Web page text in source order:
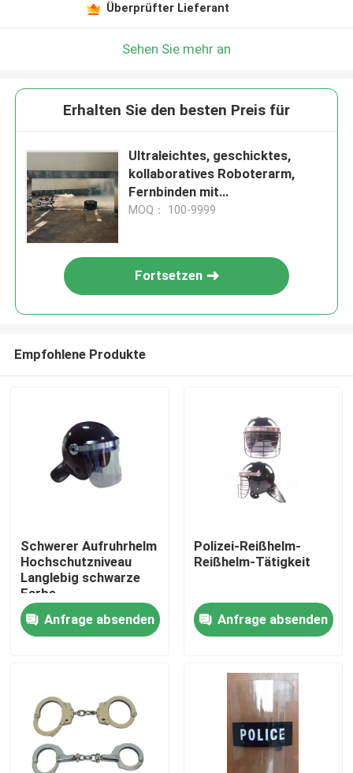
Zu Hause
Produkte
Überprüfter Lieferant
Sehen Sie mehr an
Erhalten Sie den besten Preis für
Ultraleichtes, geschicktes,
kollaboratives Roboterarm,
Fernbinden mit
Explosionsschutzeinrichtungen
MOQ： 100-9999
Fortsetzen
Empfohlene Produkte
Schwerer Aufruhrhelm
Hochschutzniveau
Langlebig schwarze
Farbe
Anfrage absenden
Polizei-Reißhelm-
Reißhelm-Tätigkeit
Anfrage absenden